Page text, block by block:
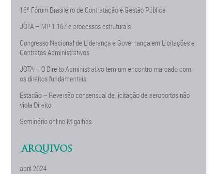
18º Fórum Brasileiro de Contratação e Gestão Pública
JOTA – MP 1.167 e processos estruturais
Congresso Nacional de Liderança e Governança em Licitações e
Contratos Administrativos
JOTA – O Direito Administrativo tem um encontro marcado com
os direitos fundamentais
Estadão – Reversão consensual de licitação de aeroportos não
viola Direito
Seminário online Migalhas
ARQUIVOS
abril 2024